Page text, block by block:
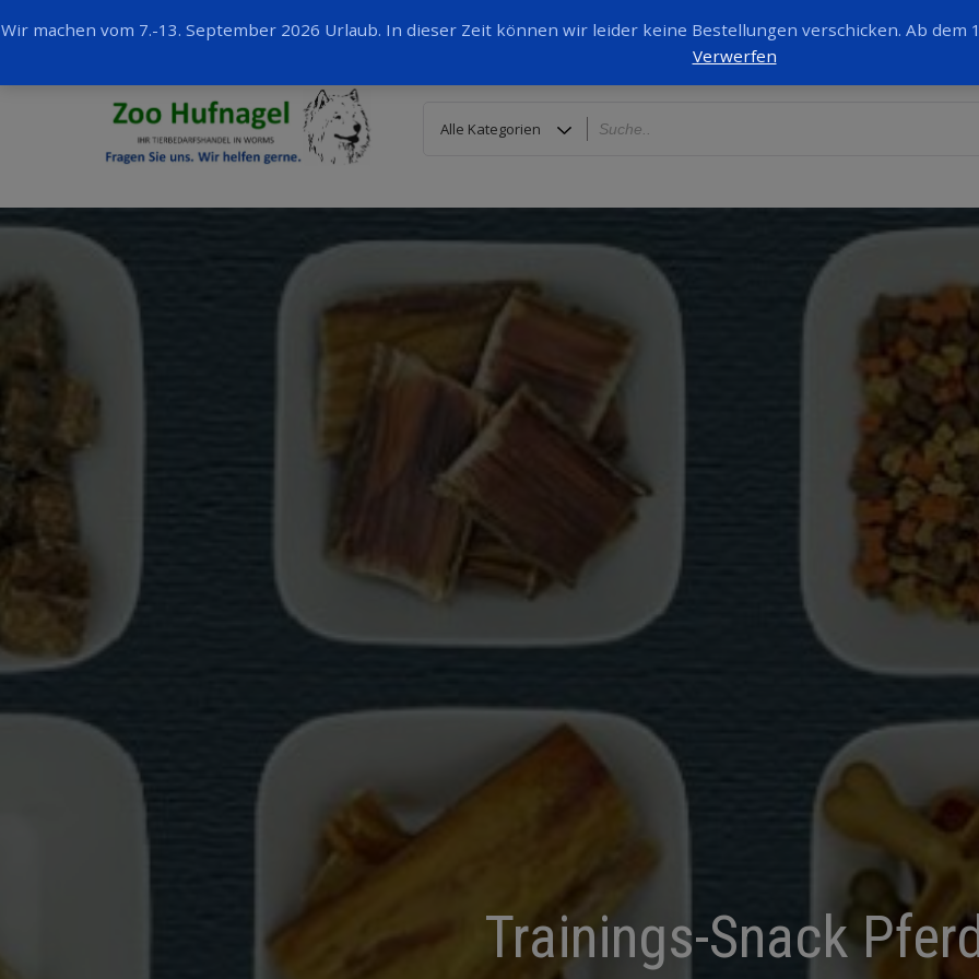
Trainings-Snack
Wir machen vom 7.-13. September 2026 Urlaub. In dieser Zeit können wir leider keine Bestellungen verschicken. Ab
Verwerfen